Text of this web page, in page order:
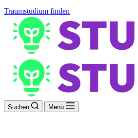
Traumstudium finden
Suchen Menü